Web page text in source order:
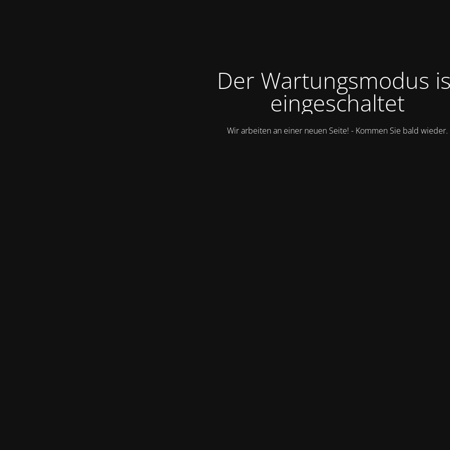
Der Wartungsmodus
eingeschaltet
Wir arbeiten an einer neuen Seite! - Kommen Sie bald wieder.